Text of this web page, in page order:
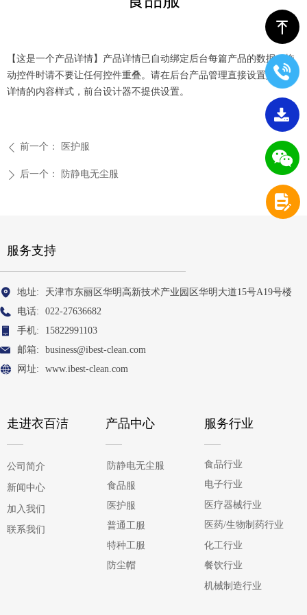
ꄴ 前一个： 医护服
ꄲ 后一个： 防静电无尘服
【这是一个产品详情】产品详情已自动绑定后台每篇产品的数据。拖
动控件时请不要让任何控件重叠。请在后台产品管理直接设置好产品
详情的内容样式，前台设计器不提供设置。
服务支持
地址:
天津市东丽区华明高新技术产业园区华明大道15号A19号楼
电话:
022-27636682
手机:
15822991103
邮箱:
business@ibest-clean.com
网址:
www.ibest-clean.com
走进衣百洁
公司简介
新闻中心
加入我们
联系我们
产品中心
防静电无尘服
食品服
医护服
普通工服
特种工服
防尘帽
服务行业
食品行业
电子行业
医疗器械行业
医药/生物制药行业
化工行业
餐饮行业
机械制造行业
ꁸ
끂
넖